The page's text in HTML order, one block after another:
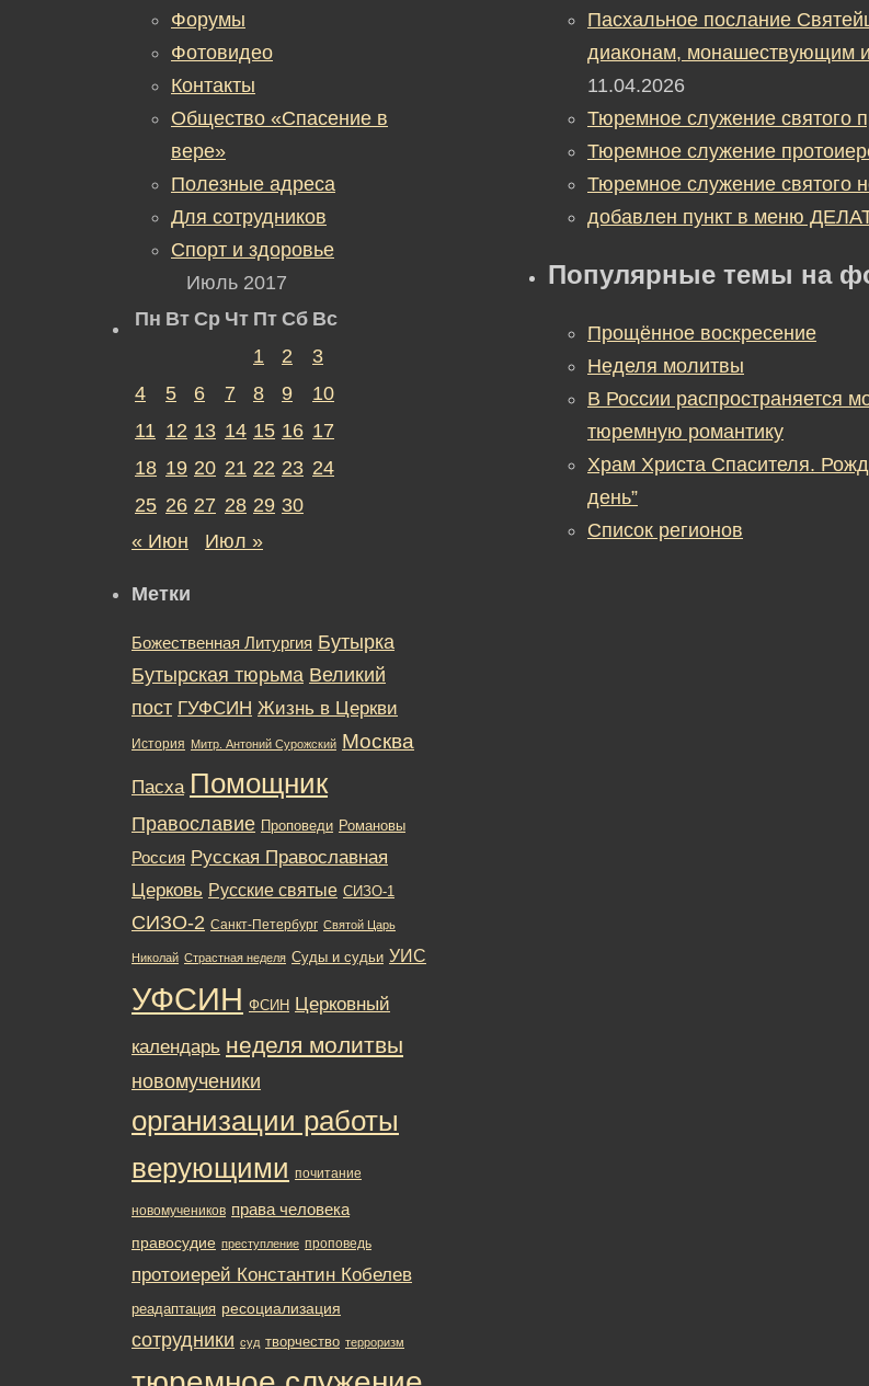
Пасхальное послание
диаконам, монашествующим
11.04.2026
Тюремное служение святого
Тюремное служение
Тюремное служение святого
добавлен пункт в меню
Популярные темы на
Прощённое воскресение
Неделя молитвы
В России распространяется
тюремную романтику
Храм Христа Спасителя.
день”
Список регионов
Форумы
Фотовидео
Контакты
Общество «Спасение в
вере»
Полезные адреса
Для сотрудников
Спорт и здоровье
Июль 2017
Пн Вт Ср Чт Пт Сб Вс
1
2
3
4
5 6 7 8 9
10
11 12 13 14 15 16 17
18 19 20 21 22 23 24
25 26 27 28 29 30
« Июн
Июл »
Метки
Божественная Литургия Бутырка
Бутырская тюрьма Великий
пост ГУФСИН Жизнь в Церкви
История Митр. Антоний Сурожский Москва
Пасха Помощник
Православие Проповеди Романовы
Россия Русская Православная
Церковь Русские святые СИЗО-1
СИЗО-2 Санкт-Петербург Святой Царь
Николай Страстная неделя Суды и судьи УИС
УФСИН ФСИН Церковный
календарь неделя молитвы
новомученики
организации работы
верующими почитание
новомучеников права человека
правосудие преступление проповедь
протоиерей Константин Кобелев
реадаптация ресоциализация
сотрудники суд творчество терроризм